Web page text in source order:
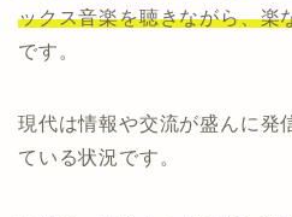
ックス音楽を聴きながら、楽
です。
現代は情報や交流が盛んに発
ている状況です。